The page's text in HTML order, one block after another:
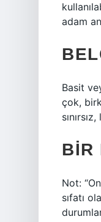
adam
Basit
çok,
BIR
Not:
sıfatı